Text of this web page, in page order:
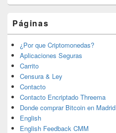
Páginas
¿Por que Criptomonedas?
Aplicaciones Seguras
Carrito
Censura & Ley
Contacto
Contacto Encriptado Threema
Donde comprar Bitcoin en Madrid
English
English Feedback CMM